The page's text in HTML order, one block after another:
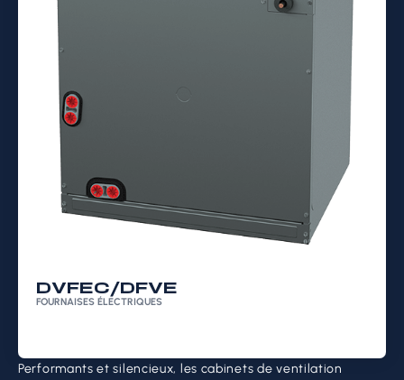
DVFEC/DFVE
FOURNAISES ÉLECTRIQUES
Performants et silencieux, les cabinets de ventilation